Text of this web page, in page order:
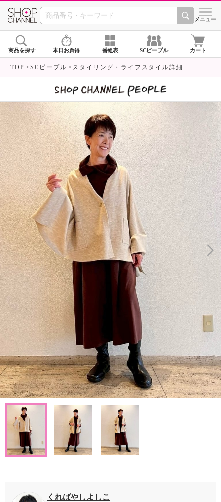
SHOP CHANNEL シメニュー
商品を探す 本日お買得 番組表 SCピープル カート
TOP SCピープル スタイリング・ライフスタイル詳細
くればやしよしこ